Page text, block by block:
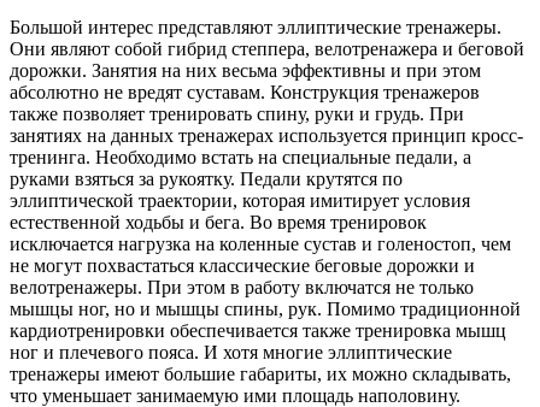
Большой интерес представляют эллиптические тренажеры.
Они являют собой гибрид степпера, велотренажера и беговой
дорожки. Занятия на них весьма эффективны и при этом
абсолютно не вредят суставам. Конструкция тренажеров
также позволяет тренировать спину, руки и грудь. При
занятиях на данных тренажерах используется принцип кросс-
тренинга. Необходимо встать на специальные педали, а
руками взяться за рукоятку. Педали крутятся по
эллиптической траектории, которая имитирует условия
естественной ходьбы и бега. Во время тренировок
исключается нагрузка на коленные сустав и голеностоп, чем
не могут похвастаться классические беговые дорожки и
велотренажеры. При этом в работу включатся не только
мышцы ног, но и мышцы спины, рук. Помимо традиционной
кардиотренировки обеспечивается также тренировка мышц
ног и плечевого пояса. И хотя многие эллиптические
тренажеры имеют большие габариты, их можно складывать,
что уменьшает занимаемую ими площадь наполовину.